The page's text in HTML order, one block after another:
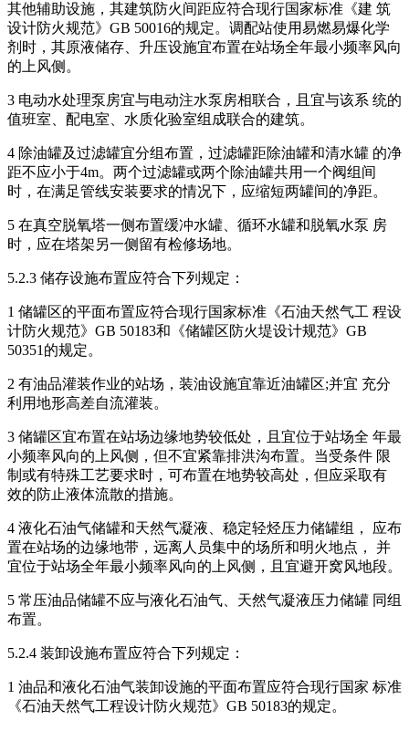
其他辅助设施，其建筑防火间距应符合现行国家标准《建 筑
设计防火规范》GB 50016的规定。调配站使用易燃易爆化学
剂时，其原液储存、升压设施宜布置在站场全年最小频率风向
的上风侧。
3 电动水处理泵房宜与电动注水泵房相联合，且宜与该系 统的
值班室、配电室、水质化验室组成联合的建筑。
4 除油罐及过滤罐宜分组布置，过滤罐距除油罐和清水罐 的净
距不应小于4m。两个过滤罐或两个除油罐共用一个阀组间
时，在满足管线安装要求的情况下，应缩短两罐间的净距。
5 在真空脱氧塔一侧布置缓冲水罐、循环水罐和脱氧水泵 房
时，应在塔架另一侧留有检修场地。
5.2.3 储存设施布置应符合下列规定：
1 储罐区的平面布置应符合现行国家标准《石油天然气工 程设
计防火规范》GB 50183和《储罐区防火堤设计规范》GB
50351的规定。
2 有油品灌装作业的站场，装油设施宜靠近油罐区;并宜 充分
利用地形高差自流灌装。
3 储罐区宜布置在站场边缘地势较低处，且宜位于站场全 年最
小频率风向的上风侧，但不宜紧靠排洪沟布置。当受条件 限
制或有特殊工艺要求时，可布置在地势较高处，但应采取有
效的防止液体流散的措施。
4 液化石油气储罐和天然气凝液、稳定轻烃压力储罐组， 应布
置在站场的边缘地带，远离人员集中的场所和明火地点， 并
宜位于站场全年最小频率风向的上风侧，且宜避开窝风地段。
5 常压油品储罐不应与液化石油气、天然气凝液压力储罐 同组
布置。
5.2.4 装卸设施布置应符合下列规定：
1 油品和液化石油气装卸设施的平面布置应符合现行国家 标准
《石油天然气工程设计防火规范》GB 50183的规定。